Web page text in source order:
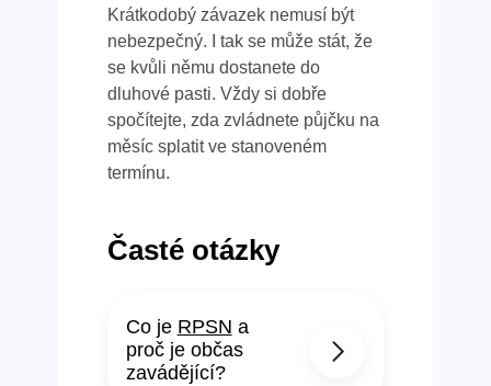
Krátkodobý závazek nemusí být
nebezpečný. I tak se může stát, že
se kvůli němu dostanete do
dluhové pasti. Vždy si dobře
spočítejte, zda zvládnete půjčku na
měsíc splatit ve stanoveném
termínu.
Časté otázky
Co je RPSN a
proč je občas
zavádějící?